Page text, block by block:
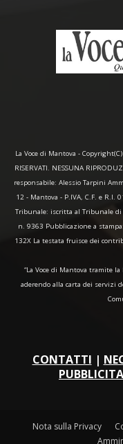
La Voce di Mantova -
RISERVATI. NESSUNA
responsabile: Alessio Tarpini
12 - Mantova - P.IVA, C.F. e R.I.
Tribunale: iscritta al Tribunale
n. 9363 Pubblicazione a
132X La testata fruisce dei
“La Voce di Mantova tramite
aderendo alla carta dei servizi
CONTATTI |
Nota sulla Privacy